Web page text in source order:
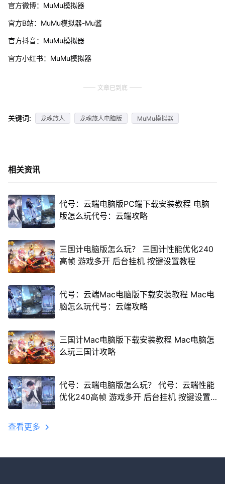
官方微博：MuMu模拟器
官方B站：MuMu模拟器-Mu酱
官方抖音：MuMu模拟器
官方小红书：MuMu模拟器
文章已到底
关键词: 龙魂旅人 龙魂旅人电脑版 MuMu模拟器
相关资讯
代号：云端电脑版PC端下载安装教程 电脑
版怎么玩代号：云端攻略
三国计电脑版怎么玩？ 三国计性能优化240
高帧 游戏多开 后台挂机 按键设置教程
代号：云端Mac电脑版下载安装教程 Mac电
脑怎么玩代号：云端攻略
三国计Mac电脑版下载安装教程 Mac电脑怎
么玩三国计攻略
代号：云端电脑版怎么玩？ 代号：云端性能
优化240高帧 游戏多开 后台挂机 按键设置
查看更多